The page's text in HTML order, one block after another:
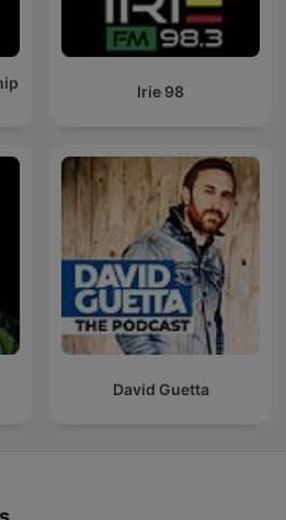
Irie 98
David Guetta